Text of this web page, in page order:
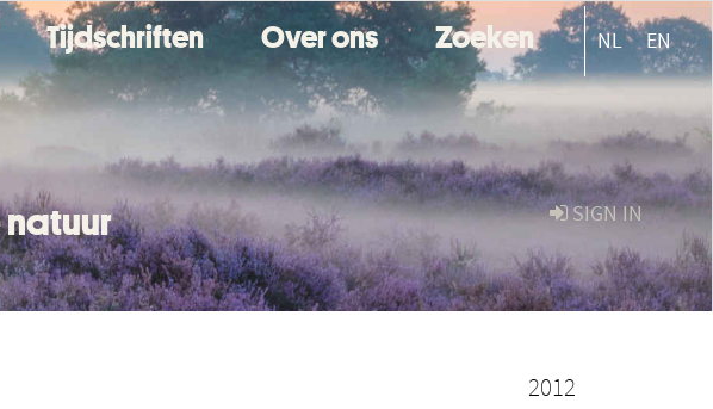
Tijdschriften Over ons Zoeken NL EN
SIGN IN
2012